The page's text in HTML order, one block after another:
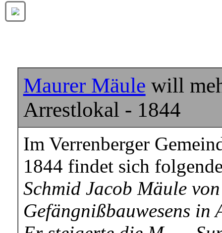
Maurer Mäule will
Arrestlokal - 1844
Im Verrenberger
1844 findet sich
Schmid Jacob Mäule
Gefängnißbauwesens in